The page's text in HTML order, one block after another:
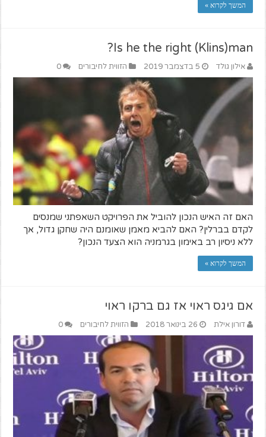
המשך לקרוא »
Is he the right (Klins)man?
אילון גולד 5 בדצמבר 2019 הזווית לחיבורים 0
האם זה האיש הנכון להוביל את הפרויקט השאפתני שמנסים
לקדם בברלין? האם להביא מאמן שאומנם היה שחקן גדול, אך
ללא ניסיון רב באימון בגרמניה הוא הצעד הנכון?
המשך לקרוא »
אם גיגס ראוי אז גם ברקו ראוי
דורון אילת 26 בינואר 2018 הזווית לחיבורים 0